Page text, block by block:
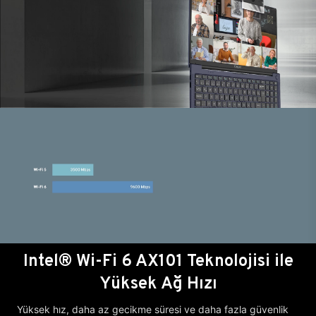
Intel® Wi-Fi 6 AX101 Teknolojisi ile
Yüksek Ağ Hızı
Yüksek hız, daha az gecikme süresi ve daha fazla güvenlik